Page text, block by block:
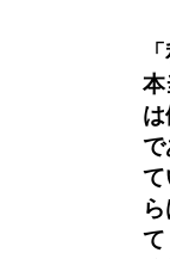
本
て
て